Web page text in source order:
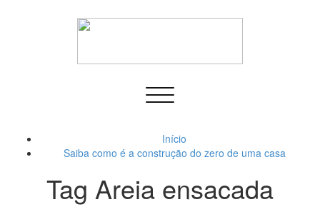
Toggle
navigation
Início
Saiba como é a construção do zero de uma casa
Tag Areia ensacada